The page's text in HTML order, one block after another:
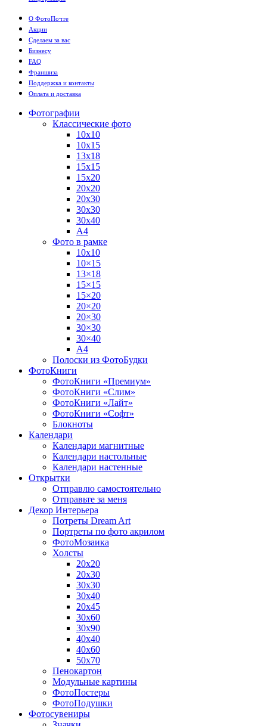
О ФотоПочте
Акции
Сделаем за вас
Бизнесу
FAQ
Франшиза
Поддержка и контакты
Оплата и доставка
Фотографии
Классические фото
10х10
10х15
13х18
15х15
15х20
20х20
20х30
30х30
30х40
А4
Фото в рамке
10х10
10×15
13×18
15×15
15×20
20×20
20×30
30×30
30×40
A4
Полоски из ФотоБудки
ФотоКниги
ФотоКниги «Премиум»
ФотоКниги «Слим»
ФотоКниги «Лайт»
ФотоКниги «Софт»
Блокноты
Календари
Календари магнитные
Календари настольные
Календари настенные
Открытки
Отправлю самостоятельно
Отправьте за меня
Декор Интерьера
Потреты Dream Art
Портреты по фото акрилом
ФотоМозаика
Холсты
20х20
20х30
30х30
30х40
20х45
30х60
30х90
40х40
40х60
50х70
Пенокартон
Модульные картины
ФотоПостеры
ФотоПодушки
Фотоcувениры